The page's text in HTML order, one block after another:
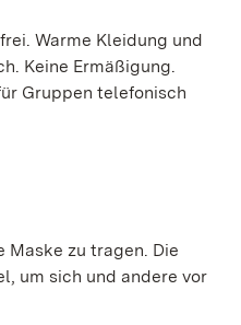
Warme Kleidung und
Keine Ermäßigung.
Gruppen telefonisch
Maske zu tragen. Die
um sich und andere vor